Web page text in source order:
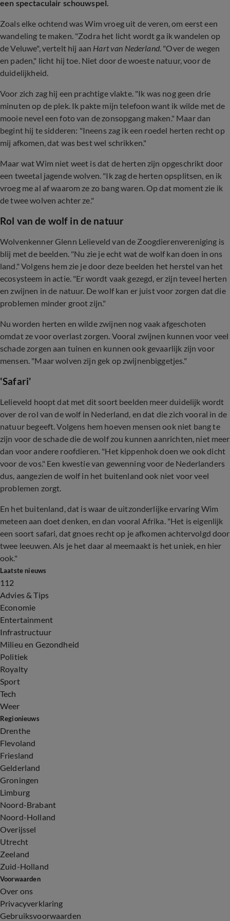
een spectaculair schouwspel.
Zoals elke ochtend was Wim vroeg uit de veren, om eerst een
wandeling te maken. "Zodra het licht wordt ga ik wandelen op
de Veluwe", vertelt hij aan Hart van Nederland. "Over de wegen
en paden," licht hij toe. Niet door de woeste natuur, voor de
duidelijkheid.
Voor zich zag hij een prachtige vlakte. "Ik was nog geen drie
minuten op de plek. Ik pakte mijn telefoon want ik wilde met de
mooie nevel een foto van de zonsopgang maken." Maar dan
begint hij te sidderen: "Ineens zag ik een roedel herten recht op
mij afkomen, dat was best wel schrikken."
Maar wat Wim niet weet is dat de herten zijn opgeschrikt door
een tweetal jagende wolven. "Ik zag de herten opsplitsen, en ik
vroeg me al af waarom ze zo bang waren. Op dat moment zie ik
de twee wolven achter ze."
Rol van de wolf in de natuur
Wolvenkenner Glenn Lelieveld van de Zoogdierenvereniging is
blij met de beelden. "Nu zie je echt wat de wolf kan doen in ons
land." Volgens hem zie je door deze beelden het herstel van het
ecosysteem in actie. "Er wordt vaak gezegd, er zijn teveel herten
en zwijnen in de natuur. De wolf kan er juist voor zorgen dat die
problemen minder groot zijn."
Nu worden herten en wilde zwijnen nog vaak afgeschoten
omdat ze voor overlast zorgen. Vooral zwijnen kunnen voor veel
schade zorgen aan tuinen en kunnen ook gevaarlijk zijn voor
mensen. "Maar wolven zijn gek op zwijnenbiggetjes."
'Safari'
Lelieveld hoopt dat met dit soort beelden meer duidelijk wordt
over de rol van de wolf in Nederland, en dat die zich vooral in de
natuur begeeft. Volgens hem hoeven mensen ook niet bang te
zijn voor de schade die de wolf zou kunnen aanrichten, niet meer
dan voor andere roofdieren. "Het kippenhok doen we ook dicht
voor de vos." Een kwestie van gewenning voor de Nederlanders
dus, aangezien de wolf in het buitenland ook niet voor veel
problemen zorgt.
En het buitenland, dat is waar de uitzonderlijke ervaring Wim
meteen aan doet denken, en dan vooral Afrika. "Het is eigenlijk
een soort safari, dat gnoes recht op je afkomen achtervolgd door
twee leeuwen. Als je het daar al meemaakt is het uniek, en hier
ook."
Laatste nieuws
112
Advies & Tips
Economie
Entertainment
Infrastructuur
Milieu en Gezondheid
Politiek
Royalty
Sport
Tech
Weer
Regionieuws
Drenthe
Flevoland
Friesland
Gelderland
Groningen
Limburg
Noord-Brabant
Noord-Holland
Overijssel
Utrecht
Zeeland
Zuid-Holland
Voorwaarden
Over ons
Privacyverklaring
Gebruiksvoorwaarden